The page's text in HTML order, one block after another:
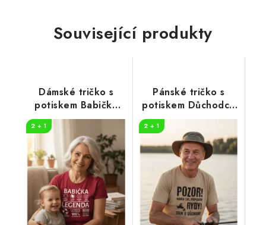
Související produkty
Dámské tričko s
potiskem Babička
legenda
2 + 1
Pánské tričko s
potiskem Důchodce
2 + 1